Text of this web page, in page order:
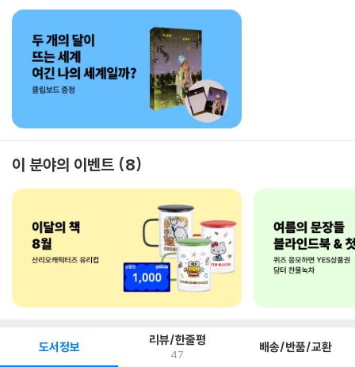
이 분야의 이벤트 8
도서정보 리뷰/한줄평
47 배송/반품/교환